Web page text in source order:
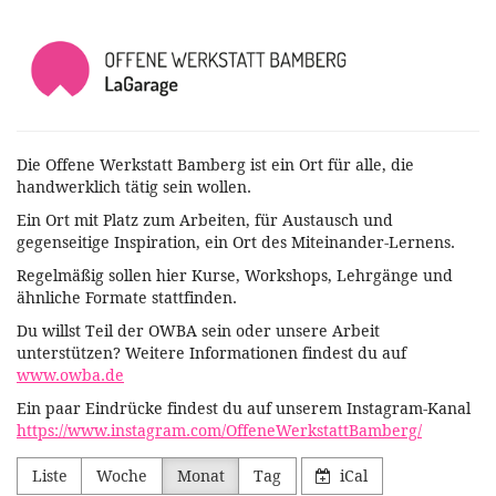
Haupt-
Inhalt
springen
Offene
Werkstatt
Die Offene Werkstatt Bamberg ist ein Ort für alle, die
handwerklich tätig sein wollen.
Ein Ort mit Platz zum Arbeiten, für Austausch und
gegenseitige Inspiration, ein Ort des Miteinander-Lernens.
Regelmäßig sollen hier Kurse, Workshops, Lehrgänge und
ähnliche Formate stattfinden.
Du willst Teil der OWBA sein oder unsere Arbeit
unterstützen? Weitere Informationen findest du auf
www.owba.de
Ein paar Eindrücke findest du auf unserem Instagram-Kanal
https://www.instagram.com/OffeneWerkstattBamberg/
Liste Woche Monat Tag iCal